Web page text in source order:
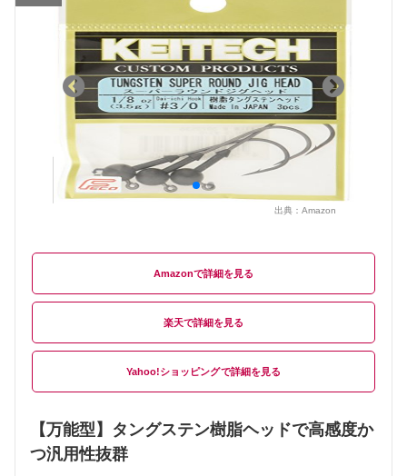
出典： Amazon
Amazon
楽天
Yahoo!ショッピング
【万能型】タングステン樹脂ヘッドで高感度か
つ汎用性抜群